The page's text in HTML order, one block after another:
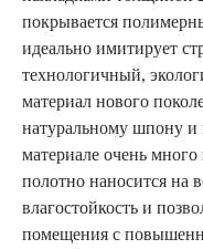
покрывается
идеально имитирует
технологичный,
материал нового
натуральному шпону и
материале очень
полотно наносится на
влагостойкость и
помещения с